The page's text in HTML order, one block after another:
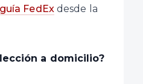
FedExdesde la
a domicilio?